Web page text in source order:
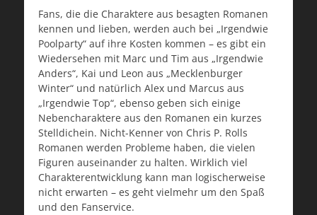
Fans, die die Charaktere aus besagten Romanen
kennen und lieben, werden auch bei „Irgendwie
Poolparty“ auf ihre Kosten kommen – es gibt ein
Wiedersehen mit Marc und Tim aus „Irgendwie
Anders“, Kai und Leon aus „Mecklenburger
Winter“ und natürlich Alex und Marcus aus
„Irgendwie Top“, ebenso geben sich einige
Nebencharaktere aus den Romanen ein kurzes
Stelldichein. Nicht-Kenner von Chris P. Rolls
Romanen werden Probleme haben, die vielen
Figuren auseinander zu halten. Wirklich viel
Charakterentwicklung kann man logischerweise
nicht erwarten – es geht vielmehr um den Spaß
und den Fanservice.